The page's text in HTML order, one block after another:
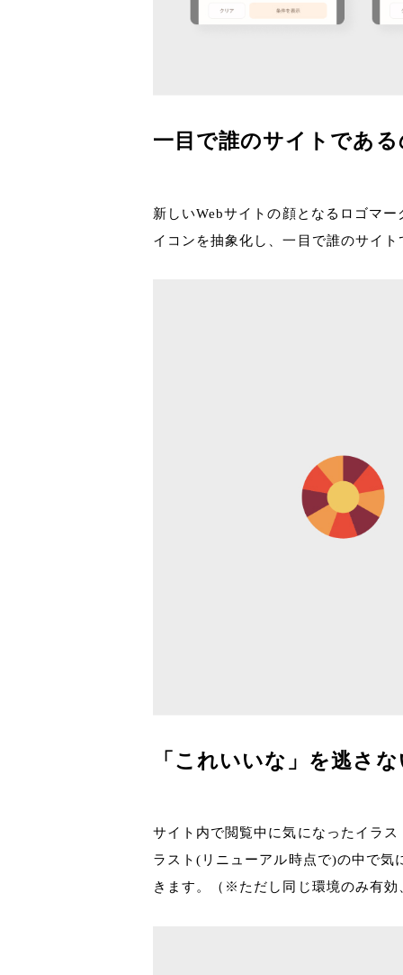
一目で誰のサイトであ
新しいWebサイトの顔となるロゴマ
イコンを抽象化し、一目で誰のサイ
「これいいな」を逃さ
サイト内で閲覧中に気になったイラ
ラスト(リニューアル時点で)の中で気
きます。（※ただし同じ環境のみ有